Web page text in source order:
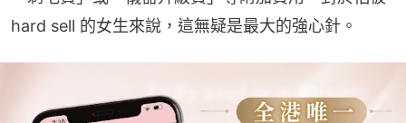
hard sell 的女生來說，這無疑是最大的強心針。